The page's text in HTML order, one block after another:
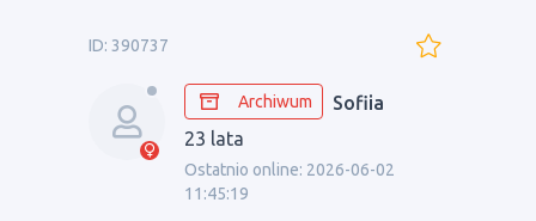
ID: 390737
Archiwum
Sofiia
23 lata
Ostatnio online: 2026-06-02
11:45:19